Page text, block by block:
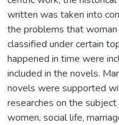
written was taken into
the problems that
classified under certain
happened in time were
included in the novels.
novels were supported
researches on the subject
women, social life,